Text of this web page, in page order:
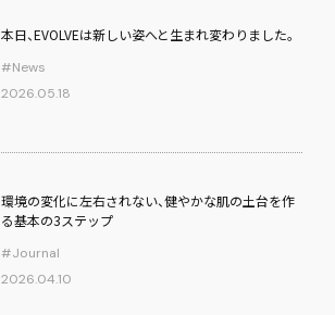
本日、EVOLVEは新しい姿へと生まれ変わりました。
#News
2026.05.18
環境の変化に左右されない、健やかな肌の土台を作
る基本の3ステップ
#Journal
2026.04.10